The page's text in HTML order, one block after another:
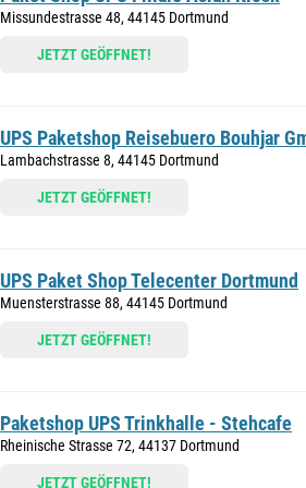
Missundestrasse 48, 44145 Dortmund
JETZT GEÖFFNET!
UPS Paketshop Reisebuero Bouhjar
Lambachstrasse 8, 44145 Dortmund
JETZT GEÖFFNET!
UPS Paket Shop Telecenter Dortmund
Muensterstrasse 88, 44145 Dortmund
JETZT GEÖFFNET!
Paketshop UPS Trinkhalle - Stehcafe
Rheinische Strasse 72, 44137 Dortmund
JETZT GEÖFFNET!